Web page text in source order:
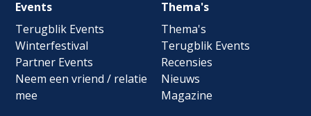
Footer
navigation
Events
Terugblik Events
Winterfestival
Partner Events
Neem een vriend / relatie
mee
Thema's
Thema's
Terugblik Events
Recensies
Nieuws
Magazine